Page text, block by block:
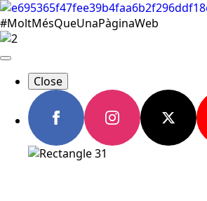
#MoltMésQueUnaPàginaWeb
Close